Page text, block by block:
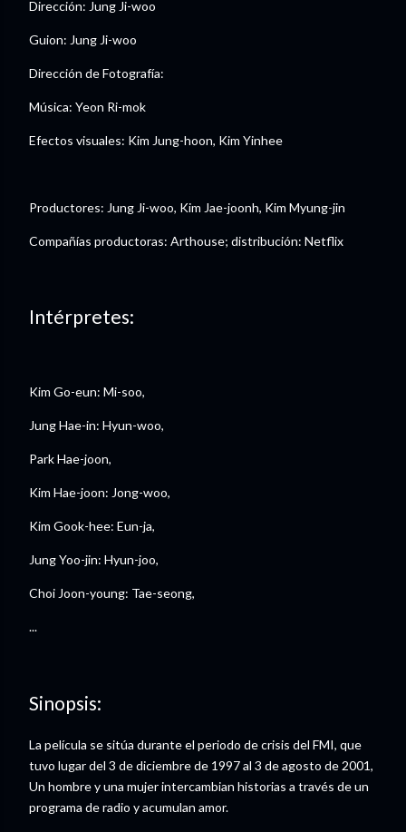
Dirección: Jung Ji-woo
Guion: Jung Ji-woo
Dirección de Fotografía:
Música: Yeon Ri-mok
Efectos visuales: Kim Jung-hoon, Kim Yinhee
Productores: Jung Ji-woo, Kim Jae-joonh, Kim Myung-jin
Compañías productoras: Arthouse; distribución: Netflix
Intérpretes:
Kim Go-eun: Mi-soo,
Jung Hae-in: Hyun-woo,
Park Hae-joon,
Kim Hae-joon: Jong-woo,
Kim Gook-hee: Eun-ja,
Jung Yoo-jin: Hyun-joo,
Choi Joon-young: Tae-seong,
...
Sinopsis:
La película se sitúa durante el periodo de crisis del FMI, que
tuvo lugar del 3 de diciembre de 1997 al 3 de agosto de 2001,
Un hombre y una mujer intercambian historias a través de un
programa de radio y acumulan amor.